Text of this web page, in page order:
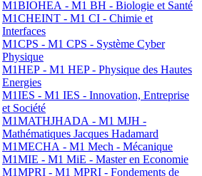
M1BIOHEA - M1 BH - Biologie et Santé
M1CHEINT - M1 CI - Chimie et
Interfaces
M1CPS - M1 CPS - Système Cyber
Physique
M1HEP - M1 HEP - Physique des Hautes
Energies
M1IES - M1 IES - Innovation, Entreprise
et Société
M1MATHJHADA - M1 MJH -
Mathématiques Jacques Hadamard
M1MECHA - M1 Mech - Mécanique
M1MIE - M1 MiE - Master en Economie
M1MPRI - M1 MPRI - Fondements de